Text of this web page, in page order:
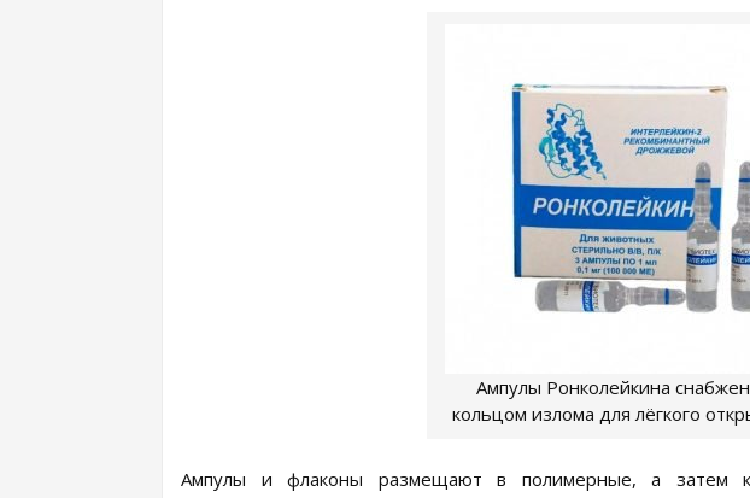
Ампулы Ронколейкина
кольцом излома для лёгкого
Ампулы и флаконы размещают в полимерные, а затем